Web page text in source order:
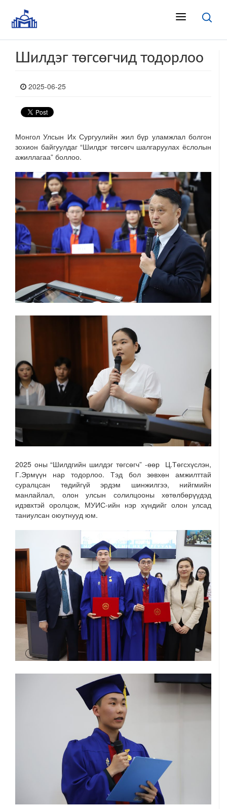
Шилдэг төгсөгчид тодорлоо
2025-06-25
Монгол Улсын Их Сургуулийн жил бүр уламжлал болгон
зохион байгуулдаг “Шилдэг төгсөгч шалгаруулах ёслолын
ажиллагаа” боллоо.
2025 оны “Шилдгийн шилдэг төгсөгч” -өөр Ц.Төгсхүслэн,
Г.Эрмүүн нар тодорлоо. Тэд бол зөвхөн амжилттай
суралцсан төдийгүй эрдэм шинжилгээ, нийгмийн
манлайлал, олон улсын солилцооны хөтөлбөрүүдэд
идэвхтэй оролцож, МУИС-ийн нэр хүндийг олон улсад
таниулсан оюутнууд юм.